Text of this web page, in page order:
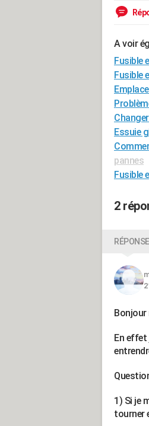
A voir
Fusible
Fusible
Essuie
pannes
Fusible
2
Bonjour
En effet
1) Si je
tourner